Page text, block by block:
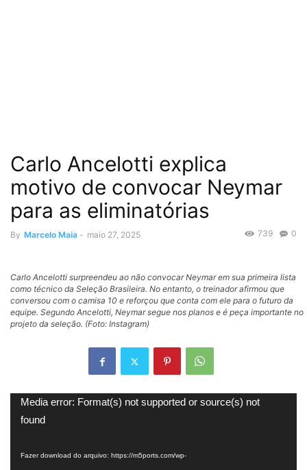
Carlo Ancelotti explica
motivo de convocar Neymar
para as eliminatórias
By Marcelo Maia - maio 27, 2025 0
739
Carlo Ancelotti surpreendeu ao não convocar Neymar em sua primeira lista
como técnico da Seleção Brasileira. No entanto, o treinador afirmou que
conversou com o camisa 10 e reforçou que conta com ele para o futuro da
equipe. Segundo Ancelotti, Neymar segue nos planos e é peça importante no
projeto da seleção. (Foto: Instagram)
Tocador
de
Media error: Format(s) not supported or source(s) not
found
Fazer download do arquivo: https://m5ports.com/wp-